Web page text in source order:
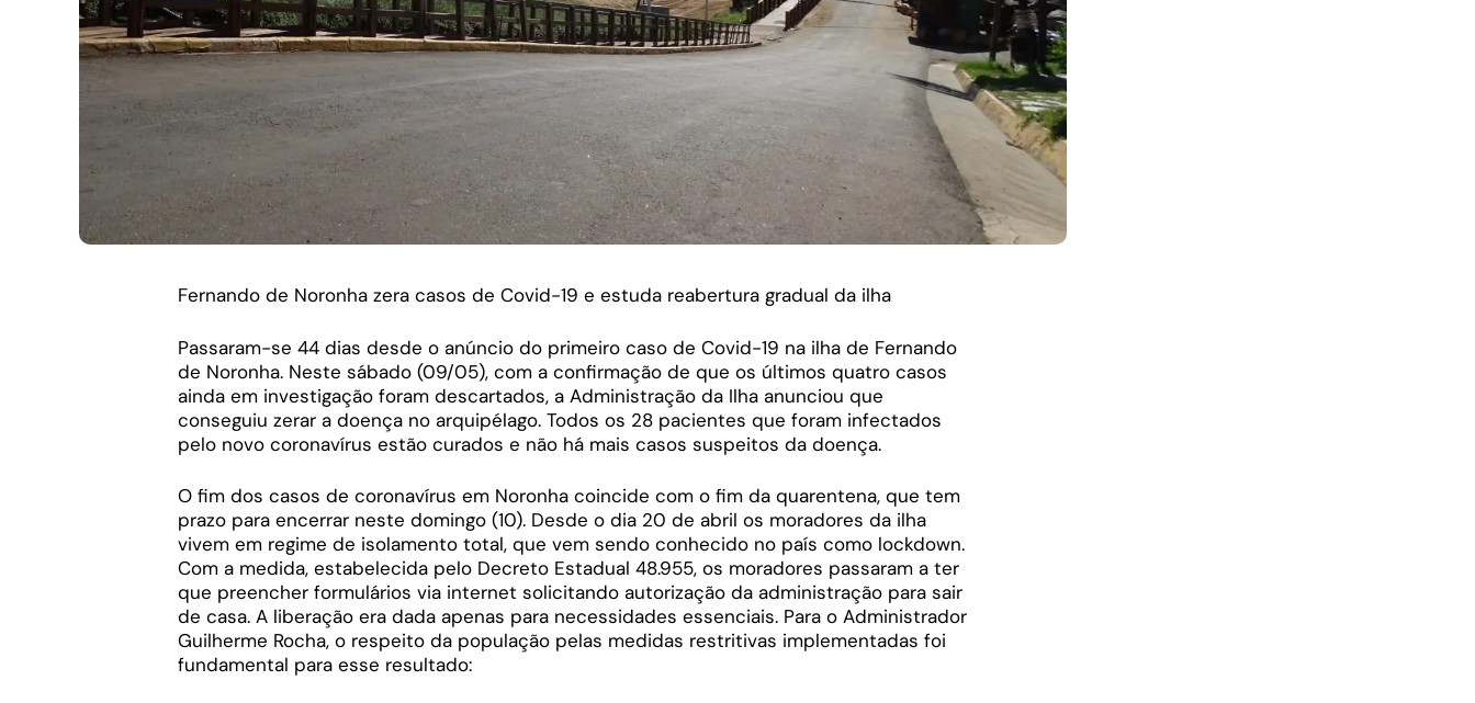
Fernando de Noronha zera casos de Covid-19 e estuda reabertura gradual da ilha
Passaram-se 44 dias desde o anúncio do primeiro caso de Covid-19 na ilha de Fernando
de Noronha. Neste sábado (09/05), com a confirmação de que os últimos quatro casos
ainda em investigação foram descartados, a Administração da Ilha anunciou que
conseguiu zerar a doença no arquipélago. Todos os 28 pacientes que foram infectados
pelo novo coronavírus estão curados e não há mais casos suspeitos da doença.
O fim dos casos de coronavírus em Noronha coincide com o fim da quarentena, que tem
prazo para encerrar neste domingo (10). Desde o dia 20 de abril os moradores da ilha
vivem em regime de isolamento total, que vem sendo conhecido no país como lockdown.
Com a medida, estabelecida pelo Decreto Estadual 48.955, os moradores passaram a ter
que preencher formulários via internet solicitando autorização da administração para sair
de casa. A liberação era dada apenas para necessidades essenciais. Para o Administrador
Guilherme Rocha, o respeito da população pelas medidas restritivas implementadas foi
fundamental para esse resultado: